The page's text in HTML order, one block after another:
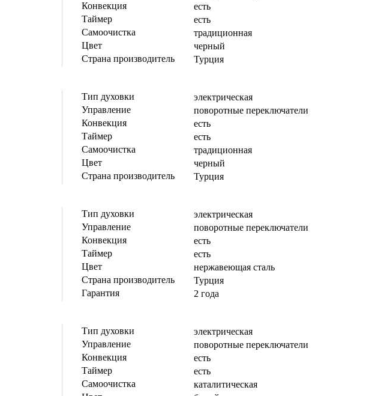
Конвекция
есть
Таймер
есть
Самоочистка
традиционная
Цвет
черный
Страна производитель
Турция
Тип духовки
электрическая
Управление
поворотные переключатели
Конвекция
есть
Таймер
есть
Самоочистка
традиционная
Цвет
черный
Страна производитель
Турция
Тип духовки
электрическая
Управление
поворотные переключатели
Конвекция
есть
Таймер
есть
Цвет
нержавеющая сталь
Страна производитель
Турция
Гарантия
2 года
Тип духовки
электрическая
Управление
поворотные переключатели
Конвекция
есть
Таймер
есть
Самоочистка
каталитическая